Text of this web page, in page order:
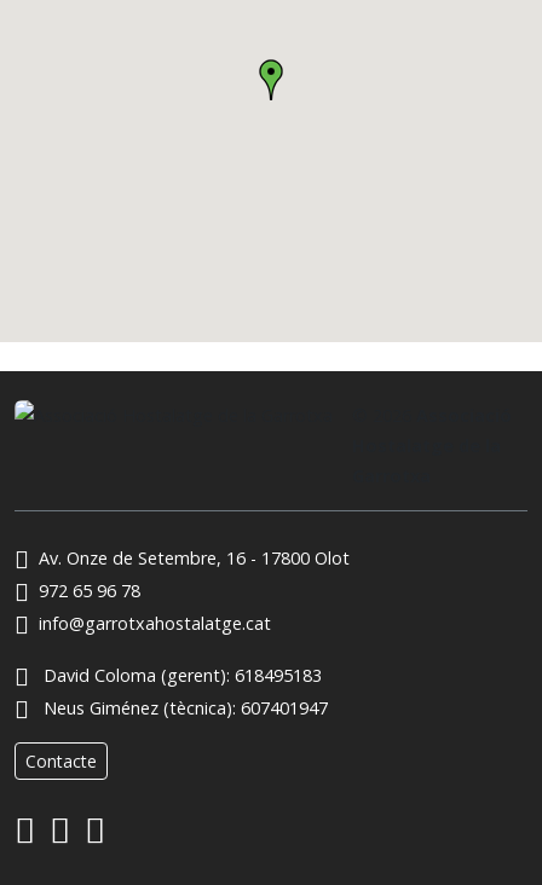
Av. Onze de Setembre, 16 - 17800 Olot
972 65 96 78
info@garrotxahostalatge.cat
David Coloma (gerent): 618495183
Neus Giménez (tècnica): 607401947
Contacte